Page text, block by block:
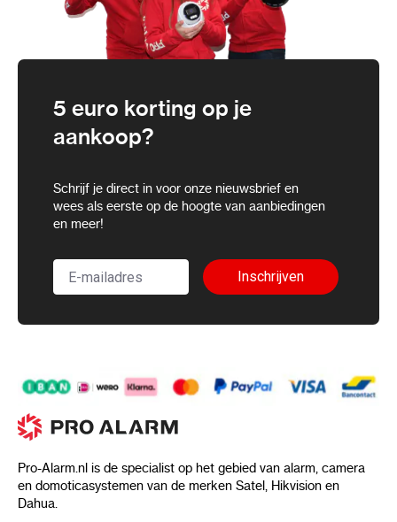
5 euro korting op je
aankoop?
Schrijf je direct in voor onze nieuwsbrief en
wees als eerste op de hoogte van aanbiedingen
en meer!
Inschrijven
Pro-Alarm.nl is de specialist op het gebied van alarm, camera
en domoticasystemen van de merken Satel, Hikvision en
Dahua.